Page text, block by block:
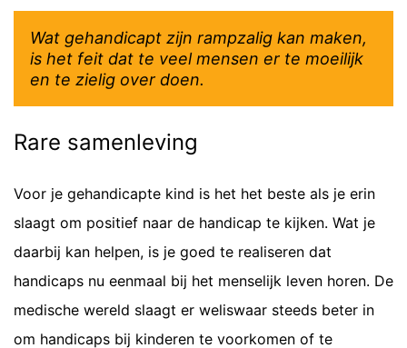
Wat gehandicapt zijn rampzalig kan maken,
is het feit dat te veel mensen er te moeilijk
en te zielig over doen.
Rare samenleving
Voor je gehandicapte kind is het het beste als je erin
slaagt om positief naar de handicap te kijken. Wat je
daarbij kan helpen, is je goed te realiseren dat
handicaps nu eenmaal bij het menselijk leven horen. De
medische wereld slaagt er weliswaar steeds beter in
om handicaps bij kinderen te voorkomen of te